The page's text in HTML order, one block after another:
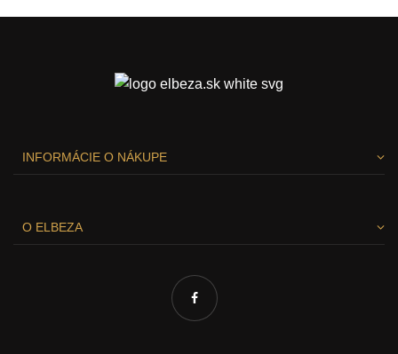
INFORMÁCIE O NÁKUPE
O ELBEZA